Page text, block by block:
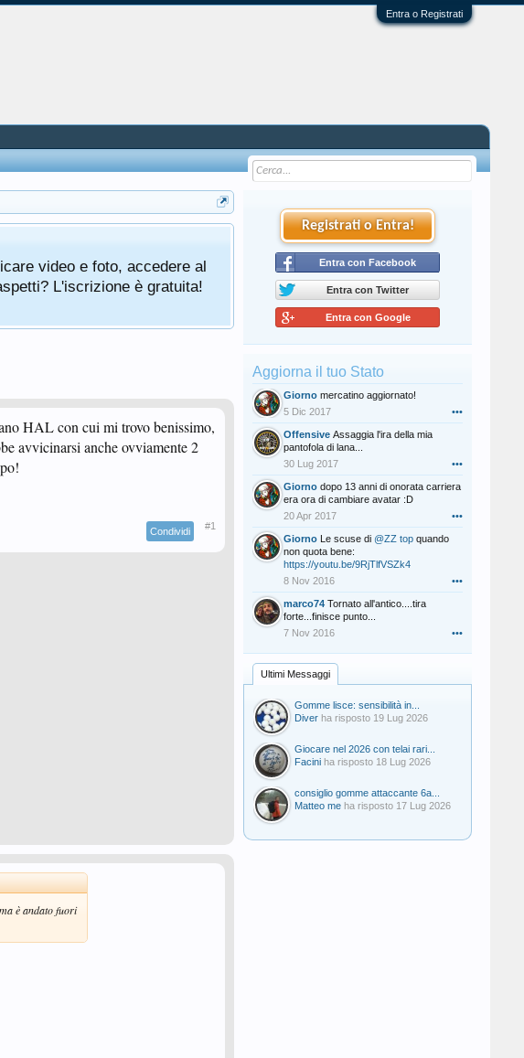
Entra o Registrati
video e foto, accedere al
L'iscrizione è gratuita!
HAL con cui mi trovo benissimo,
avvicinarsi anche ovviamente 2
Condividi #1
è andato fuori
Registrati o Entra!
Entra con Facebook
Entra con Twitter
Entra con Google
Aggiorna il tuo Stato
Giorno mercatino aggiornato!
5 Dic 2017
•••
Offensive Assaggia l'ira della mia
pantofola di lana...
30 Lug 2017
•••
Giorno dopo 13 anni di onorata carriera
era ora di cambiare avatar :D
20 Apr 2017
•••
Giorno Le scuse di @ZZ top quando
non quota bene:
https://youtu.be/9RjTlfVSZk4
8 Nov 2016
•••
marco74 Tornato all'antico....tira
forte...finisce punto...
7 Nov 2016
•••
Ultimi Messaggi
Gomme lisce: sensibilità in...
Diver ha risposto 19 Lug 2026
Giocare nel 2026 con telai rari...
Facini ha risposto 18 Lug 2026
consiglio gomme attaccante 6a...
Matteo me ha risposto 17 Lug 2026